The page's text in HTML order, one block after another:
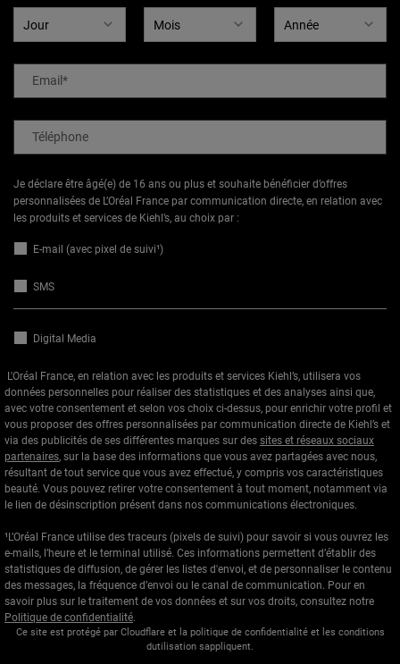
Email*
Téléphone
Je déclare être âgé(e) de 16 ans ou plus et souhaite bénéficier d’offres
personnalisées de L’Oréal France par communication directe, en relation avec
les produits et services de Kiehl’s, au choix par :
E-mail (avec pixel de suivi¹)
SMS
Digital Media
L'Oréal France, en relation avec les produits et services Kiehl’s, utilisera vos
données personnelles pour réaliser des statistiques et des analyses ainsi que,
avec votre consentement et selon vos choix ci-dessus, pour enrichir votre profil et
vous proposer des offres personnalisées par communication directe de Kiehl’s et
via des publicités de ses différentes marques sur des sites et réseaux sociaux
partenaires, sur la base des informations que vous avez partagées avec nous,
résultant de tout service que vous avez effectué, y compris vos caractéristiques
beauté. Vous pouvez retirer votre consentement à tout moment, notamment via
le lien de désinscription présent dans nos communications électroniques.
¹L’Oréal France utilise des traceurs (pixels de suivi) pour savoir si vous ouvrez les
e-mails, l’heure et le terminal utilisé. Ces informations permettent d’établir des
statistiques de diffusion, de gérer les listes d'envoi, et de personnaliser le contenu
des messages, la fréquence d’envoi ou le canal de communication. Pour en
savoir plus sur le traitement de vos données et sur vos droits, consultez notre
Politique de confidentialité.
Ce site est protégé par Cloudflare et la politique de confidentialité et les conditions
dutilisation sappliquent.